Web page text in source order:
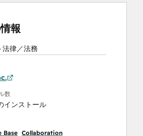
報
法律／法務
数
インストール
Base Collaboration